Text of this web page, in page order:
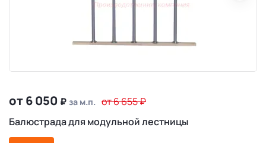
от 6 050 ₽ за м.п. от 6 655₽
Балюстрада для модульной лестницы